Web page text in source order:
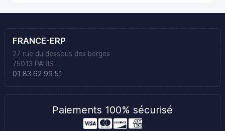
FRANCE-ERP
27 rue du dessous des berges
75013 PARIS
01 83 62 99 51
Paiements 100% sécurisé